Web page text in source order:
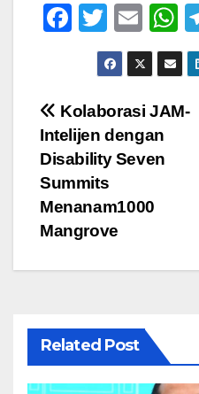
F
e
b
o
o
k
T
wi
tt
er
E
m
ail
h
s
Navigasi
pos
Kolaborasi JAM-
Intelijen dengan
Disability Seven
Summits
Menanam1000
Mangrove
Related Post